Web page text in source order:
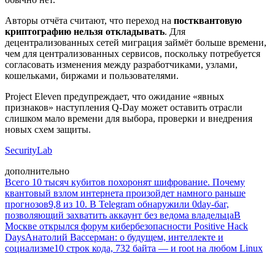
Авторы отчёта считают, что переход на постквантовую
криптографию нельзя откладывать. Для
децентрализованных сетей миграция займёт больше времени,
чем для централизованных сервисов, поскольку потребуется
согласовать изменения между разработчиками, узлами,
кошельками, биржами и пользователями.
Project Eleven предупреждает, что ожидание «явных
признаков» наступления Q-Day может оставить отрасли
слишком мало времени для выбора, проверки и внедрения
новых схем защиты.
SecurityLab
дополнительно
Всего 10 тысяч кубитов похоронят шифрование. Почему
квантовый взлом интернета произойдет намного раньше
прогнозов9,8 из 10. В Telegram обнаружили 0day-баг,
позволяющий захватить аккаунт без ведома владельцаВ
Москве открылся форум кибербезопасности Positive Hack
DaysАнатолий Вассерман: о будущем, интеллекте и
социализме10 строк кода, 732 байта — и root на любом Linux